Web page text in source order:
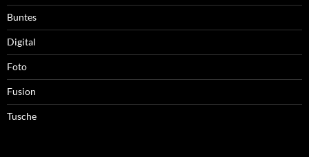
Buntes
Digital
Foto
Fusion
Tusche